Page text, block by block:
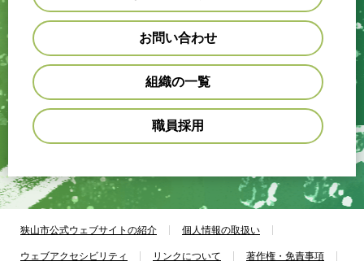
お問い合わせ
組織の一覧
職員採用
狭山市公式ウェブサイトの紹介 個人情報の取扱い
ウェブアクセシビリティ リンクについて 著作権・免責事項